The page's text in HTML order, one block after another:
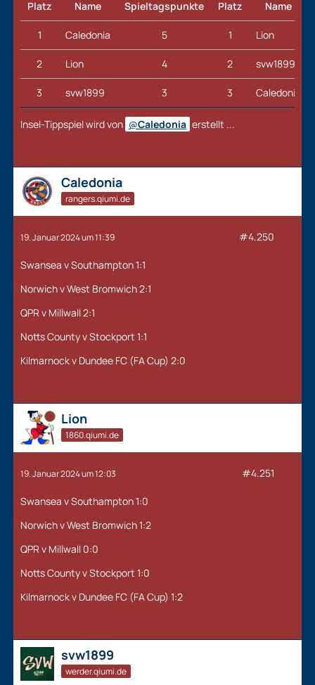
Platz Name Spieltagspunkte Platz Name
1 Caledonia 5 1 Lion
2 Lion 4 2 svw1899
3 svw1899 3 3 Caledonia
Insel-Tippspiel wird von Caledonia erstellt ...
Caledonia
rangers.qiumi.de
19. Januar 2024 um 11:39 #4.250
Swansea v Southampton 1:1
Norwich v West Bromwich 2:1
QPR v Millwall 2:1
Notts County v Stockport 1:1
Kilmarnock v Dundee FC (FA Cup) 2:0
Online Lion
1860.qiumi.de
19. Januar 2024 um 12:03 #4.251
Swansea v Southampton 1:0
Norwich v West Bromwich 1:2
QPR v Millwall 0:0
Notts County v Stockport 1:0
Kilmarnock v Dundee FC (FA Cup) 1:2
svw1899
werder.qiumi.de